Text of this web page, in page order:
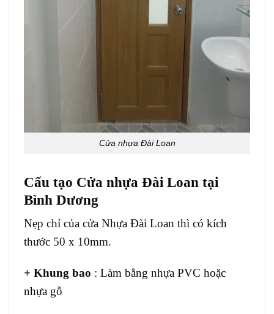
Cửa nhựa Đài Loan
Cấu tạo Cửa nhựa Đài Loan tại
Bình Dương
Nẹp chỉ của cửa Nhựa Đài Loan thì có kích
thước 50 x 10mm.
+ Khung bao : Làm bằng nhựa PVC hoặc
nhựa gỗ